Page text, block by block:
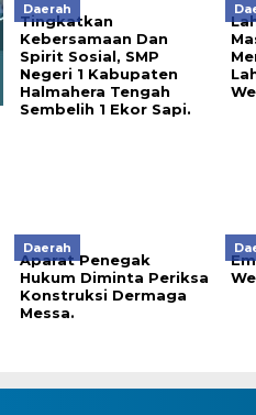
Daerah
Tingkatkan
Kebersamaan Dan
Spirit Sosial, SMP
Negeri 1 Kabupaten
Halmahera Tengah
Sembelih 1 Ekor Sapi.
Daerah
Aparat Penegak
Hukum Diminta Periksa
Konstruksi Dermaga
Messa.